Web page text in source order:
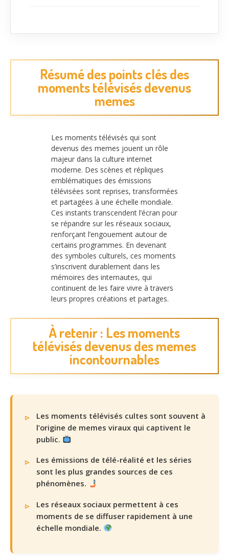
Résumé des points clés des
moments télévisés devenus
memes
Les moments télévisés qui sont
devenus des memes jouent un rôle
majeur dans la culture internet
moderne. Des scènes et répliques
emblématiques des émissions
télévisées sont reprises, transformées
et partagées à une échelle mondiale.
Ces instants transcendent l’écran pour
se répandre sur les réseaux sociaux,
renforçant l’engouement autour de
certains programmes. En devenant
des symboles culturels, ces moments
s’inscrivent durablement dans les
mémoires des internautes, qui
continuent de les faire vivre à travers
leurs propres créations et partages.
À retenir : Les moments
télévisés devenus des memes
incontournables
Les moments télévisés cultes sont souvent à
l’origine de memes viraux qui captivent le
public.
Les émissions de télé-réalité et les séries
sont les plus grandes sources de ces
phénomènes.
Les réseaux sociaux permettent à ces
moments de se diffuser rapidement à une
échelle mondiale.